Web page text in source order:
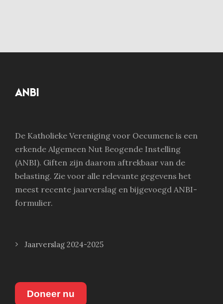
ANBI
De Katholieke Vereniging voor Oecumene is een
erkende Algemeen Nut Beogende Instelling
(ANBI). Giften zijn daarom aftrekbaar van de
belasting. Zie voor alle relevante gegevens het
meest recente jaarverslag en bijgevoegd ANBI-
formulier.
Jaarverslag 2024-2025
Doneer nu